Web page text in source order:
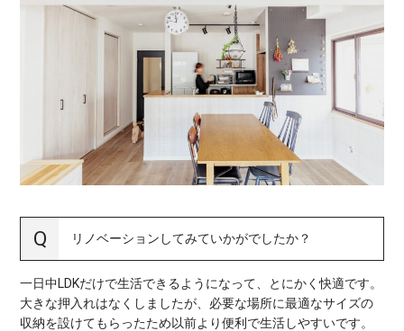
リノベーションしてみていかがでしたか？
一日中LDKだけで生活できるようになって、とにかく快適です。
大きな押入れはなくしましたが、必要な場所に最適なサイズの
収納を設けてもらったため以前より便利で生活しやすいです。